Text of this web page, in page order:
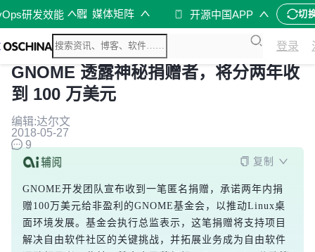
研发效能 媒体矩阵 开源中国APP 切
登录
GNOME 透露神秘捐赠者，将分两年收
到 100 万美元
编辑:达尔文
2018-05-27
9
复制
GNOME开发团队宣布收到一笔匿名捐赠，承诺两年内捐
赠100万美元给非盈利的GNOME基金会，以推动Linux桌
面环境发展。基金会执行总监表示，这笔捐赠将支持项目
解决自由软件社区的关键挑战，并拓展业务成为自由软件